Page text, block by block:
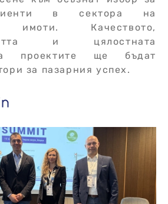
в сектора на
имоти. Качеството,
и цялостната
проектите ще бъдат
за пазарния успех.